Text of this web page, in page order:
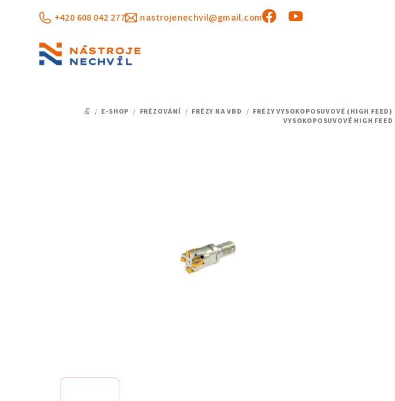
+420 608 042 277 nastrojenechvil@gmail.com
DOMŮ
/ E-SHOP / FRÉZOVÁNÍ / FRÉZY NA VBD / FRÉZY VYSOKOPOSUVOVÉ (HIGH FEED)
VYSOKOPOSUVOVÉ HIGH FEED